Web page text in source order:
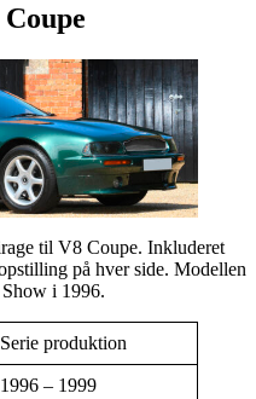
til V8 Coupe. Inkluderet
på hver side. Modellen
i 1996.
Serie produktion
1996 – 1999